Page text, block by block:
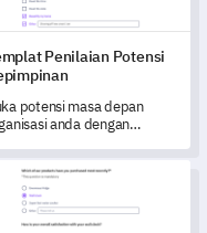
Penilaian Potensi
potensi masa depan
anda dengan
ini.
dan BayiSurvei Permohonan